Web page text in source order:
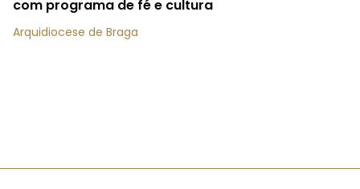
com programa de fé e cultura
Arquidiocese de Braga